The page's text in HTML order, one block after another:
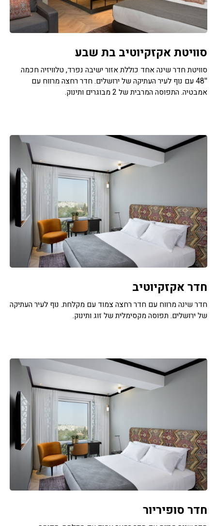
סוויטת אקזקיוטיב בת שבע
סוויטת חדר שינה אחד כוללת אזור ישיבה נפרד, טלוויזיה חכמה
''48 עם נוף לעיר העתיקה של ירושלים. חדר רחצה מרווח עם
אמבטיה. התפוסה המרבית של 2 מבוגרים ותינוק.
חדר אקזקיוטיב
חדר שינה מרווח עם חדר רחצה צמוד עם מקלחת. נוף לעיר העתיקה
של ירושלים. תפוסה מקסימלית של זוג ותינוק.
חדר סופיריור